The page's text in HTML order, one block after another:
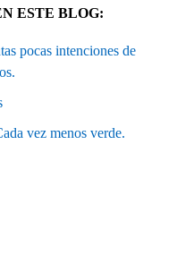
ESTE BLOG:
pocas intenciones de
vez menos verde.